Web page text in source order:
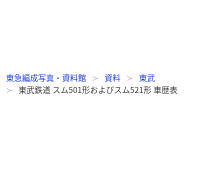
東急編成写真・資料館 資料
東武
東武鉄道 スム501形およびスム521形 車歴表